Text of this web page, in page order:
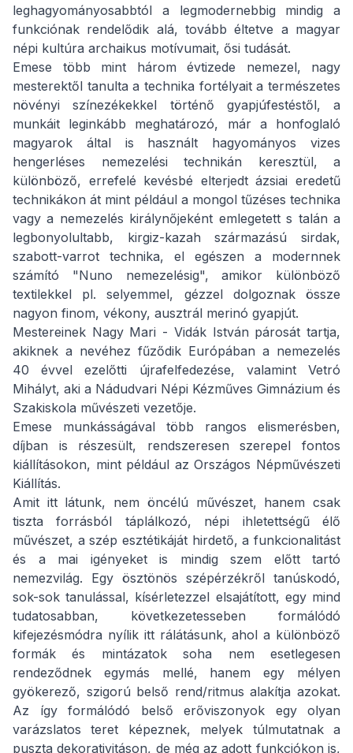
leghagyományosabbtól a legmodernebbig mindig a
funkciónak rendelődik alá, tovább éltetve a magyar
népi kultúra archaikus motívumait, ősi tudását.
Emese több mint három évtizede nemezel, nagy
mesterektől tanulta a technika fortélyait a természetes
növényi színezékekkel történő gyapjúfestéstől, a
munkáit leginkább meghatározó, már a honfoglaló
magyarok által is használt hagyományos vizes
hengerléses nemezelési technikán keresztül, a
különböző, errefelé kevésbé elterjedt ázsiai eredetű
technikákon át mint például a mongol tűzéses technika
vagy a nemezelés királynőjeként emlegetett s talán a
legbonyolultabb, kirgiz-kazah származású sirdak,
szabott-varrot technika, el egészen a modernnek
számító "Nuno nemezelésig", amikor különböző
textilekkel pl. selyemmel, gézzel dolgoznak össze
nagyon finom, vékony, ausztrál merinó gyapjút.
Mestereinek Nagy Mari - Vidák István párosát tartja,
akiknek a nevéhez fűződik Európában a nemezelés
40 évvel ezelőtti újrafelfedezése, valamint Vetró
Mihályt, aki a Nádudvari Népi Kézműves Gimnázium és
Szakiskola művészeti vezetője.
Emese munkásságával több rangos elismerésben,
díjban is részesült, rendszeresen szerepel fontos
kiállításokon, mint például az Országos Népművészeti
Kiállítás.
Amit itt látunk, nem öncélú művészet, hanem csak
tiszta forrásból táplálkozó, népi ihletettségű élő
művészet, a szép esztétikáját hirdető, a funkcionalitást
és a mai igényeket is mindig szem előtt tartó
nemezvilág. Egy ösztönös szépérzékről tanúskodó,
sok-sok tanulással, kísérletezzel elsajátított, egy mind
tudatosabban, következetesseben formálódó
kifejezésmódra nyílik itt rálátásunk, ahol a különböző
formák és mintázatok soha nem esetlegesen
rendeződnek egymás mellé, hanem egy mélyen
gyökerező, szigorú belső rend/ritmus alakítja azokat.
Az így formálódó belső erőviszonyok egy olyan
varázslatos teret képeznek, melyek túlmutatnak a
puszta dekorativitáson, de még az adott funkciókon is,